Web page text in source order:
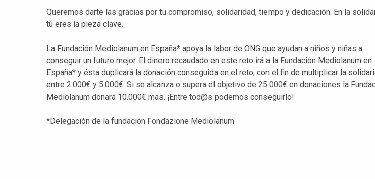
Queremos darte las gracias por tu compromiso, solidaridad, tiempo y dedicación. En la
tú eres la pieza clave.
La Fundación Mediolanum en España* apoya la labor de ONG que ayudan a niños y niñas a
conseguir un futuro mejor. El dinero recaudado en este reto irá a la Fundación Mediolanum en
España* y ésta duplicará la donación conseguida en el reto, con el fin de multiplicar la
entre 2.000€ y 5.000€. Si se alcanza o supera el objetivo de 25.000€ en donaciones la
Mediolanum donará 10.000€ más. ¡Entre tod@s podemos conseguirlo!
*Delegación de la fundación Fondazione Mediolanum